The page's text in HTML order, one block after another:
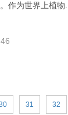
作为世界上植物...
31 32